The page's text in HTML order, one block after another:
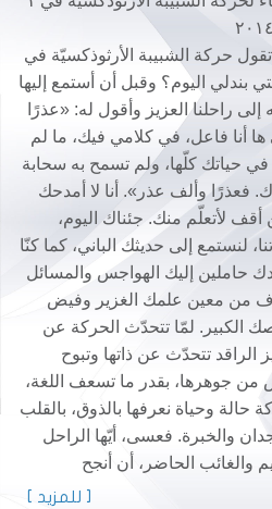
تقول حركة الشبيبة الأرثوذكسيّة في
بندلي اليوم؟ وقبل أن أستمع إليها
إلى راحلنا العزيز وأقول له: «عذرًا
ها أنا فاعل، في كلامي فيك، ما لم
في حياتك كلّها، ولم تسمح به سحابة
فعذرًا وألف عذر». أنا لا أمدحك
أقف لأتعلّم منك. جئناك اليوم،
لنستمع إلى حديثك الباني، كما كنّا
حاملين إليك الهواجس والمسائل
من معين علمك الغزير وفيض
الكبير. لمّا تتحدّث الحركة عن
الراقد تتحدّث عن ذاتها وتبوح
من جوهرها، بقدر ما تسعف اللغة،
حالة وحياة نعرفها بالذوق، بالقلب
والخبرة. فعسى، أيّها الراحل
والغائب الحاضر، أن أنجح
[ للمزيد ]